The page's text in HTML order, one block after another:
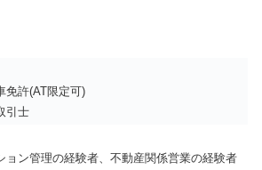
免許(AT限定可)
引士
ョン管理の経験者、不動産関係営業の経験者